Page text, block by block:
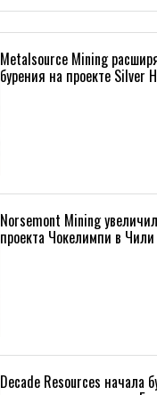
Metalsource Mining
бурения на проекте Silver
Norsemont Mining
проекта Чокелимпи в
Decade Resources начала